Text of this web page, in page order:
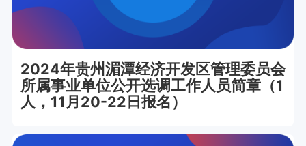
2024年贵州湄潭经济开发区管理委员会
所属事业单位公开选调工作人员简章（1
人，11月20-22日报名）